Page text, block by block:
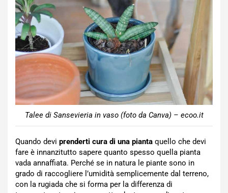
Talee di Sansevieria in vaso (foto da Canva) – ecoo.it
Quando devi prenderti cura di una pianta quello che devi
fare è innanzitutto sapere quanto spesso quella pianta
vada annaffiata. Perché se in natura le piante sono in
grado di raccogliere l’umidità semplicemente dal terreno,
con la rugiada che si forma per la differenza di